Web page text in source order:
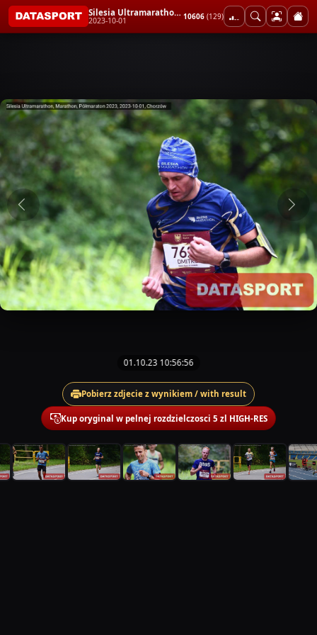
Silesia Ultramarathon, Marathon, Półmaraton 2023
2023-10-01 10606 (129)
01.10.23 10:56:56
Pobierz zdjecie z wynikiem / with result
Kup oryginal w pelnej rozdzielczosci 5 zl HIGH-RES